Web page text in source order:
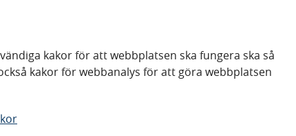
kakor för att webbplatsen ska fungera ska så
kakor för webbanalys för att göra webbplatsen